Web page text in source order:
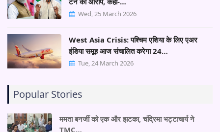
Wed, 25 March 2026
West Asia Crisis: पश्चिम एशिया के लिए एअर
इंडिया समूह आज संचालित करेगा 24…
Tue, 24 March 2026
Popular Stories
ममता बनर्जी को एक और झटका, चंद्रिमा भट्टाचार्य ने
TMC…